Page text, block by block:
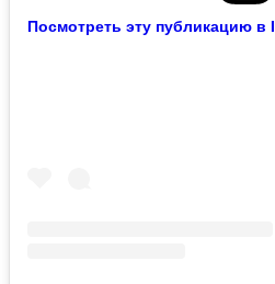
Посмотреть эту публикацию в